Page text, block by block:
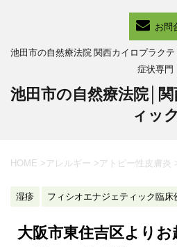
お問
池田市の自然療法院 関西カイロプラク
症状専門
池田市の自然療法院│
ィック
HOME > アレルギー > アトピー性皮膚炎
湿疹 フィシオエナジェティック臨床
大阪市東住吉区より